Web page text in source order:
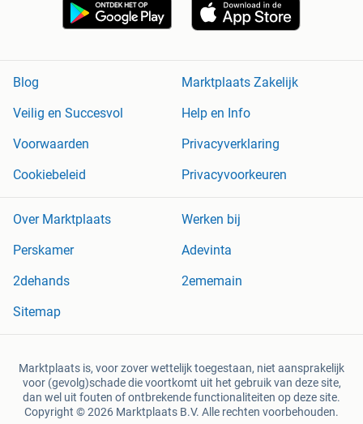
Blog
Marktplaats Zakelijk
Veilig en Succesvol
Help en Info
Voorwaarden
Privacyverklaring
Cookiebeleid
Privacyvoorkeuren
Over Marktplaats
Werken bij
Perskamer
Adevinta
2dehands
2ememain
Sitemap
Marktplaats is, voor zover wettelijk toegestaan, niet aansprakelijk
voor (gevolg)schade die voortkomt uit het gebruik van deze site,
dan wel uit fouten of ontbrekende functionaliteiten op deze site.
Copyright © 2026 Marktplaats B.V. Alle rechten voorbehouden.